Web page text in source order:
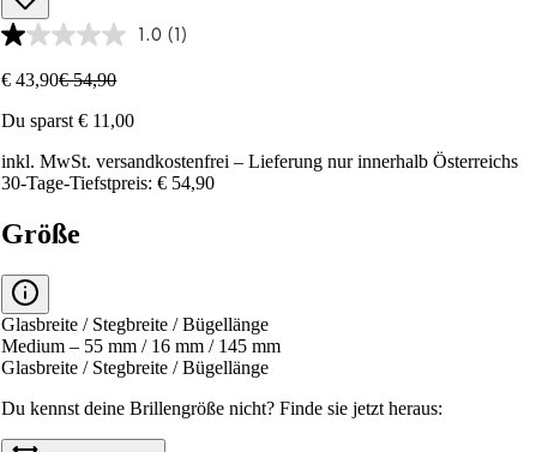
1.0 (1)
€ 43,90€ 54,90
Du sparst € 11,00
inkl. MwSt.versandkostenfrei – Lieferung nur innerhalb Österreichs
30-Tage-Tiefstpreis: € 54,90
Größe
Glasbreite / Stegbreite / Bügellänge
Medium – 55 mm / 16 mm / 145 mm
Glasbreite / Stegbreite / Bügellänge
Du kennst deine Brillengröße nicht?Finde sie jetzt heraus: